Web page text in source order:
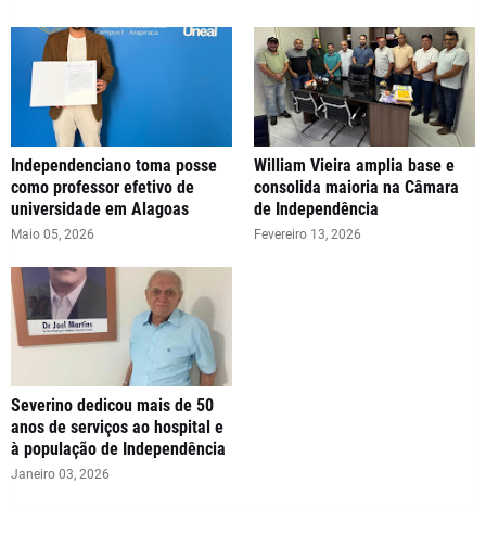
Independenciano toma posse
como professor efetivo de
universidade em Alagoas
Maio 05, 2026
William Vieira amplia base e
consolida maioria na Câmara
de Independência
Fevereiro 13, 2026
Severino dedicou mais de 50
anos de serviços ao hospital e
à população de Independência
Janeiro 03, 2026